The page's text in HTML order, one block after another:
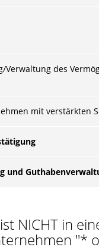
Verwaltung des
mit verstärkten
und
NICHT in
"*